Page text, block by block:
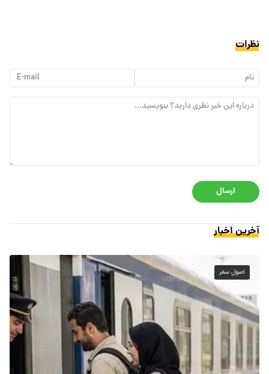
نظرات
ارسال
آخرین اخبار
اصول سفر